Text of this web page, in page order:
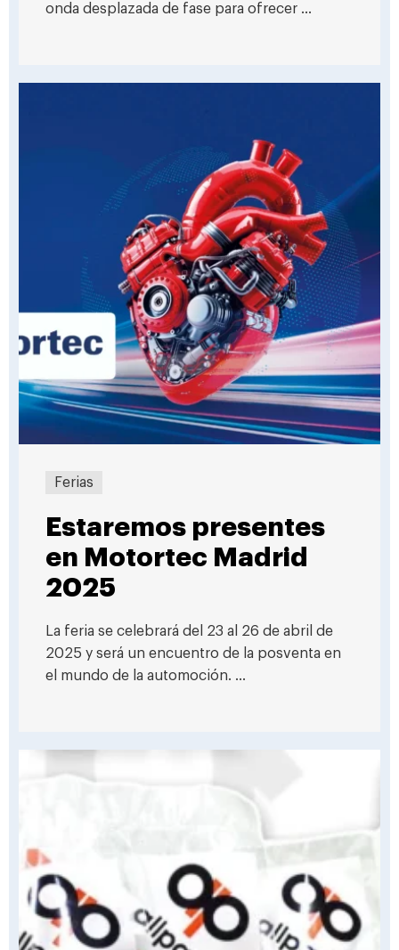
onda desplazada de fase para ofrecer ...
Ferias
Estaremos presentes
en Motortec Madrid
2025
La feria se celebrará del 23 al 26 de abril de
2025 y será un encuentro de la posventa en
el mundo de la automoción. ...